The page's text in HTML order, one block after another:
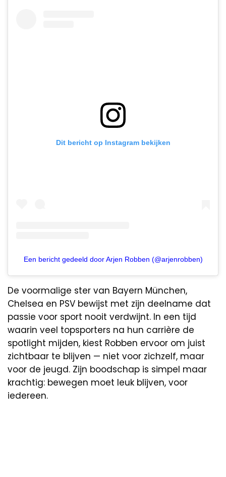
Dit bericht op Instagram bekijken
Een bericht gedeeld door Arjen Robben (@arjenrobben)
De voormalige ster van Bayern München,
Chelsea en PSV bewijst met zijn deelname dat
passie voor sport nooit verdwijnt. In een tijd
waarin veel topsporters na hun carrière de
spotlight mijden, kiest Robben ervoor om juist
zichtbaar te blijven — niet voor zichzelf, maar
voor de jeugd. Zijn boodschap is simpel maar
krachtig: bewegen moet leuk blijven, voor
iedereen.